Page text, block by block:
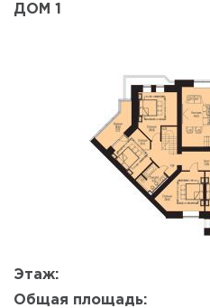
ДОМ 1
Этаж:
Общая площадь:
Да, удалить